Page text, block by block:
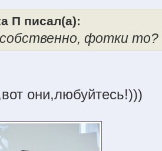
П писал(а):
фотки то?
они,любуйтесь!)))